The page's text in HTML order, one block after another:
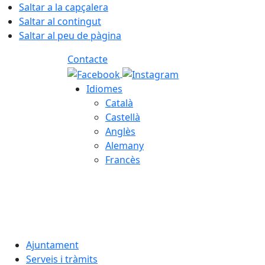
Saltar a la capçalera
Saltar al contingut
Saltar al peu de pàgina
Contacte
Idiomes
Català
Castellà
Anglès
Alemany
Francès
Ajuntament
Serveis i tràmits